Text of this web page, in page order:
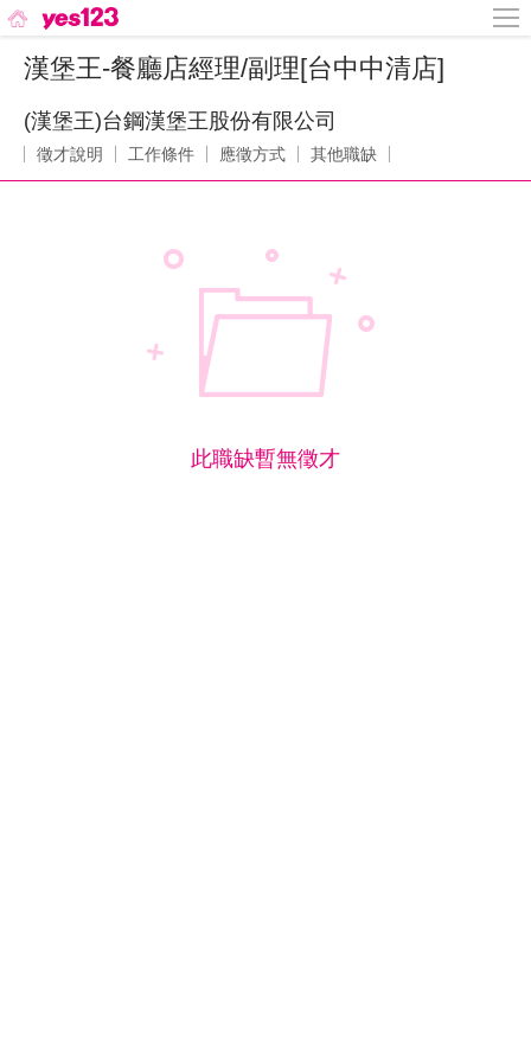
漢堡王-餐廳店經理/副理[台中中清店]
(漢堡王)台鋼漢堡王股份有限公司
徵才說明 工作條件 應徵方式 其他職缺
此職缺暫無徵才